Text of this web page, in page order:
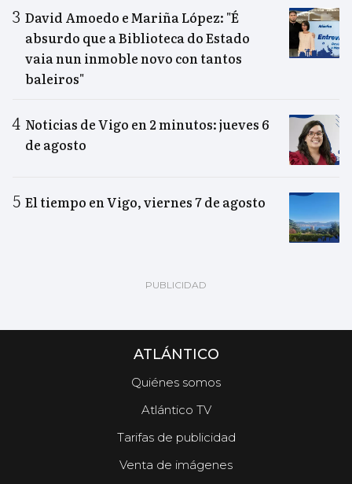
David Amoedo e Mariña López: "É
absurdo que a Biblioteca do Estado
vaia nun inmoble novo con tantos
baleiros"
Noticias de Vigo en 2 minutos: jueves 6
de agosto
El tiempo en Vigo, viernes 7 de agosto
ATLÁNTICO
Quiénes somos
Atlántico TV
Tarifas de publicidad
Venta de imágenes